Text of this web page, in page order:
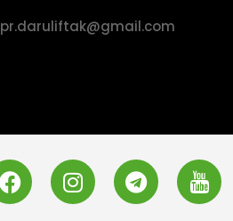
pr.daruliftak@gmail.com